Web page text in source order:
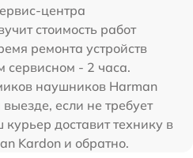
центра
стоимость работ
ремонта устройств
сервисном - 2 часа.
наушников Harman
если не требует
доставит технику в
Kardon и обратно.